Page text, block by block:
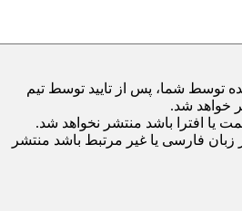
توسط شما، پس از تایید توسط تیم
خواهد شد.
یا افترا باشد منتشر نخواهد شد.
زبان فارسی یا غیر مرتبط باشد منتشر